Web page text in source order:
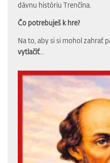
dávnu históriu Trenčína.
Čo potrebuješ k hre?
Na to, aby si si mohol zahrať
vytlačiť...